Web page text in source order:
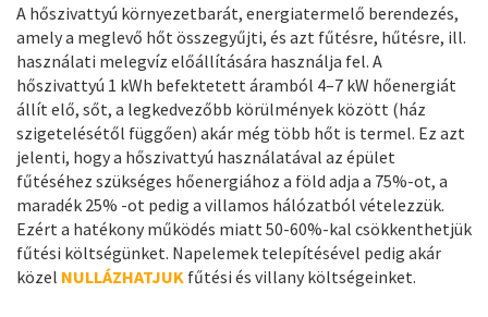
A hőszivattyú környezetbarát, energiatermelő berendezés,
amely a meglevő hőt összegyűjti, és azt fűtésre, hűtésre, ill.
használati melegvíz előállítására használja fel. A
hőszivattyú 1 kWh befektetett áramból 4–7 kW hőenergiát
állít elő, sőt, a legkedvezőbb körülmények között (ház
szigetelésétől függően) akár még több hőt is termel. Ez azt
jelenti, hogy a hőszivattyú használatával az épület
fűtéséhez szükséges hőenergiához a föld adja a 75%-ot, a
maradék 25% -ot pedig a villamos hálózatból vételezzük.
Ezért a hatékony működés miatt 50-60%-kal csökkenthetjük
fűtési költségünket. Napelemek telepítésével pedig akár
közel NULLÁZHATJUK fűtési és villany költségeinket.